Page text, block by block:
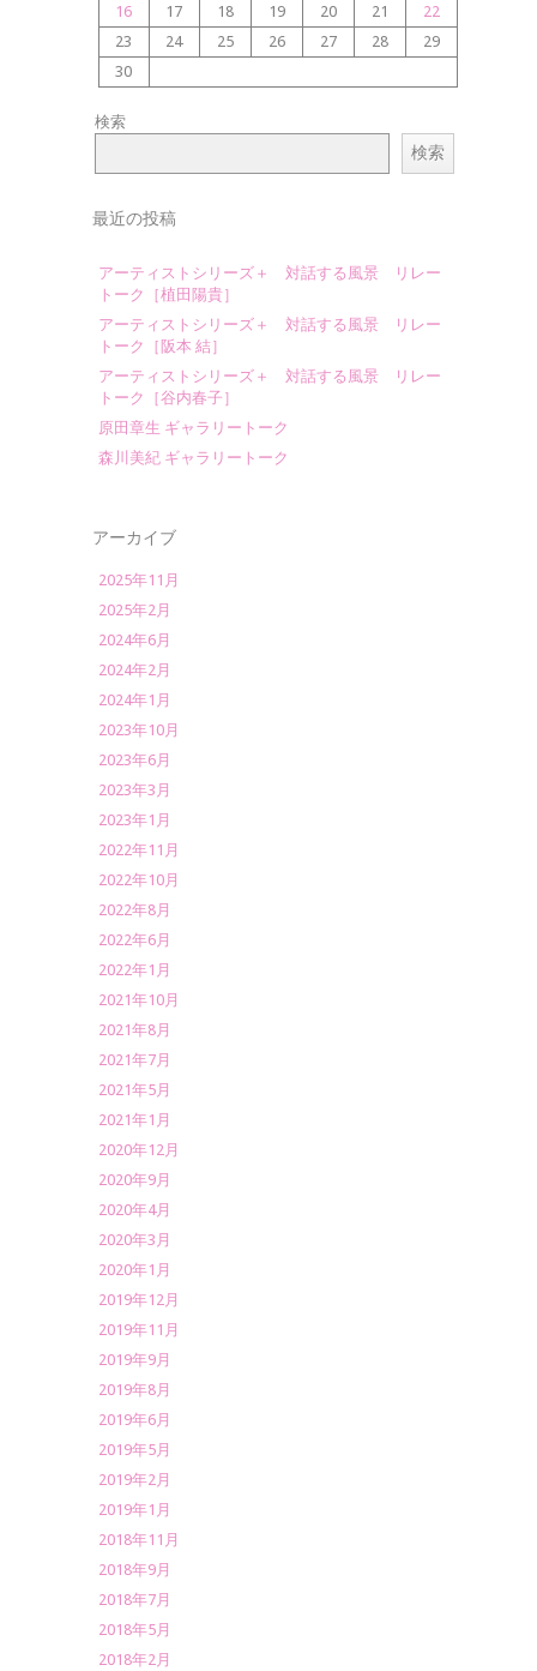
16 17 18 19 20 21
22
23
24 25 26 27 28
29
30
検索
検索
最近の投稿
アーティストシリーズ＋ 対話する風景 リレー
トーク［植田陽貴］
アーティストシリーズ＋ 対話する風景 リレー
トーク［阪本 結］
アーティストシリーズ＋ 対話する風景 リレー
トーク［谷内春子］
原田章生 ギャラリートーク
森川美紀 ギャラリートーク
アーカイブ
2025年11月
2025年2月
2024年6月
2024年2月
2024年1月
2023年10月
2023年6月
2023年3月
2023年1月
2022年11月
2022年10月
2022年8月
2022年6月
2022年1月
2021年10月
2021年8月
2021年7月
2021年5月
2021年1月
2020年12月
2020年9月
2020年4月
2020年3月
2020年1月
2019年12月
2019年11月
2019年9月
2019年8月
2019年6月
2019年5月
2019年2月
2019年1月
2018年11月
2018年9月
2018年7月
2018年5月
2018年2月